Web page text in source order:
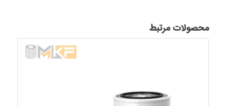
محصولات مرتبط